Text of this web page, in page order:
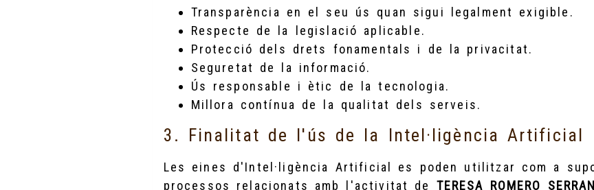
Transparència en el seu ús quan sigui legalment exigible.
Respecte de la legislació aplicable.
Protecció dels drets fonamentals i de la privacitat.
Seguretat de la informació.
Ús responsable i ètic de la tecnologia.
Millora contínua de la qualitat dels serveis.
3. Finalitat de l'ús de la Intel·ligència Artificial
Les eines d'Intel·ligència Artificial es poden utilitzar com a
processos relacionats amb l'activitat de TERESA ROMERO